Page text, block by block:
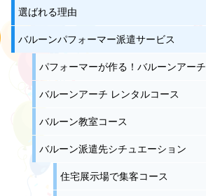
選ばれる理由
バルーンパフォーマー派遣サービス
パフォーマーが作る！バルーンアーチ
バルーンアーチ レンタルコース
バルーン教室コース
バルーン派遣先シチュエーション
住宅展示場で集客コース